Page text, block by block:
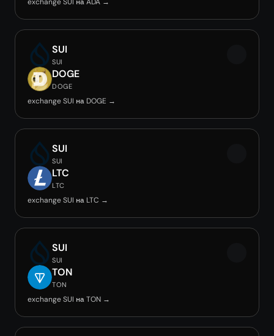
SUI
SUI
DOGE
DOGE
exchange SUI на DOGE →
SUI
SUI
LTC
LTC
exchange SUI на LTC →
SUI
SUI
TON
TON
exchange SUI на TON →